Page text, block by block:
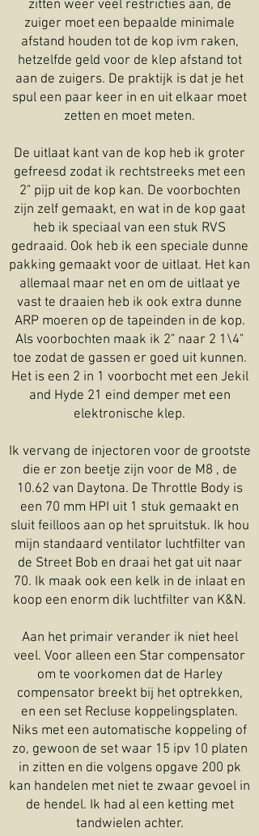
zitten weer veel restricties aan, de
zuiger moet een bepaalde minimale
afstand houden tot de kop ivm raken,
hetzelfde geld voor de klep afstand tot
aan de zuigers. De praktijk is dat je het
spul een paar keer in en uit elkaar moet
zetten en moet meten.
De uitlaat kant van de kop heb ik groter
gefreesd zodat ik rechtstreeks met een
2" pijp uit de kop kan. De voorbochten
zijn zelf gemaakt, en wat in de kop gaat
heb ik speciaal van een stuk RVS
gedraaid. Ook heb ik een speciale dunne
pakking gemaakt voor de uitlaat. Het kan
allemaal maar net en om de uitlaat ye
vast te draaien heb ik ook extra dunne
ARP moeren op de tapeinden in de kop.
Als voorbochten maak ik 2" naar 2 1\4"
toe zodat de gassen er goed uit kunnen.
Het is een 2 in 1 voorbocht met een Jekil
and Hyde 21 eind demper met een
elektronische klep.
Ik vervang de injectoren voor de grootste
die er zon beetje zijn voor de M8 , de
10.62 van Daytona. De Throttle Body is
een 70 mm HPI uit 1 stuk gemaakt en
sluit feilloos aan op het spruitstuk. Ik hou
mijn standaard ventilator luchtfilter van
de Street Bob en draai het gat uit naar
70. Ik maak ook een kelk in de inlaat en
koop een enorm dik luchtfilter van K&N.
Aan het primair verander ik niet heel
veel. Voor alleen een Star compensator
om te voorkomen dat de Harley
compensator breekt bij het optrekken,
en een set Recluse koppelingsplaten.
Niks met een automatische koppeling of
zo, gewoon de set waar 15 ipv 10 platen
in zitten en die volgens opgave 200 pk
kan handelen met niet te zwaar gevoel in
de hendel. Ik had al een ketting met
tandwielen achter.